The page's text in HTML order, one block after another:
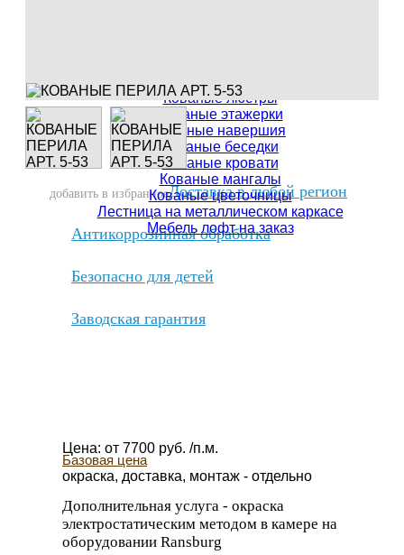
Кованые решетки на окна
Кованые люстры
Кованые этажерки
Кованые навершия
Кованые беседки
Кованые кровати
Кованые мангалы
Кованые цветочницы
Лестница на металлическом каркасе
Мебель лофт на заказ
добавить в избранноеДоставка в любой регион
Антикоррозийная обработка
Безопасно для детей
Заводская гарантия
Цена: от 7700 руб. /п.м.
Базовая цена
окраска, доставка, монтаж - отдельно
Дополнительная услуга - окраска
электростатическим методом в камере на
оборудовании Ransburg